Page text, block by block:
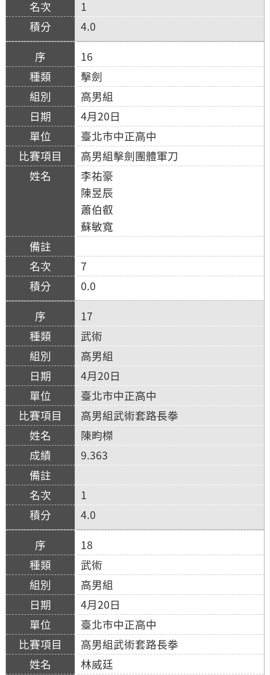
1
4.0
16
擊劍
高男組
4月20日
臺北市中正高中
高男組擊劍團體軍刀
李祐豪
陳昱辰
蕭伯叡
蘇敏寬
7
0.0
17
武術
高男組
4月20日
臺北市中正高中
高男組武術套路長拳
陳畇榤
9.363
1
4.0
18
武術
高男組
4月20日
臺北市中正高中
高男組武術套路長拳
林威廷